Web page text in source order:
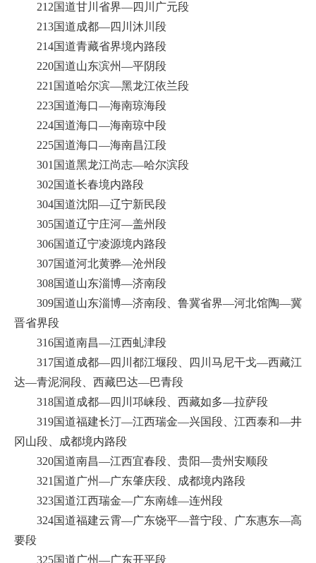
212国道甘川省界—四川广元段
213国道成都—四川沐川段
214国道青藏省界境内路段
220国道山东滨州—平阴段
221国道哈尔滨—黑龙江依兰段
223国道海口—海南琼海段
224国道海口—海南琼中段
225国道海口—海南昌江段
301国道黑龙江尚志—哈尔滨段
302国道长春境内路段
304国道沈阳—辽宁新民段
305国道辽宁庄河—盖州段
306国道辽宁凌源境内路段
307国道河北黄骅—沧州段
308国道山东淄博—济南段
309国道山东淄博—济南段、鲁冀省界—河北馆陶—冀
晋省界段
316国道南昌—江西虬津段
317国道成都—四川都江堰段、四川马尼干戈—西藏江
达—青泥洞段、西藏巴达—巴青段
318国道成都—四川邛崃段、西藏如多—拉萨段
319国道福建长汀—江西瑞金—兴国段、江西泰和—井
冈山段、成都境内路段
320国道南昌—江西宜春段、贵阳—贵州安顺段
321国道广州—广东肇庆段、成都境内路段
323国道江西瑞金—广东南雄—连州段
324国道福建云霄—广东饶平—普宁段、广东惠东—高
要段
325国道广州—广东开平段